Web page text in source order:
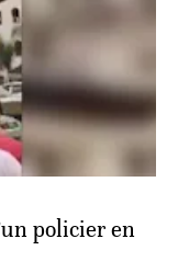
policier en